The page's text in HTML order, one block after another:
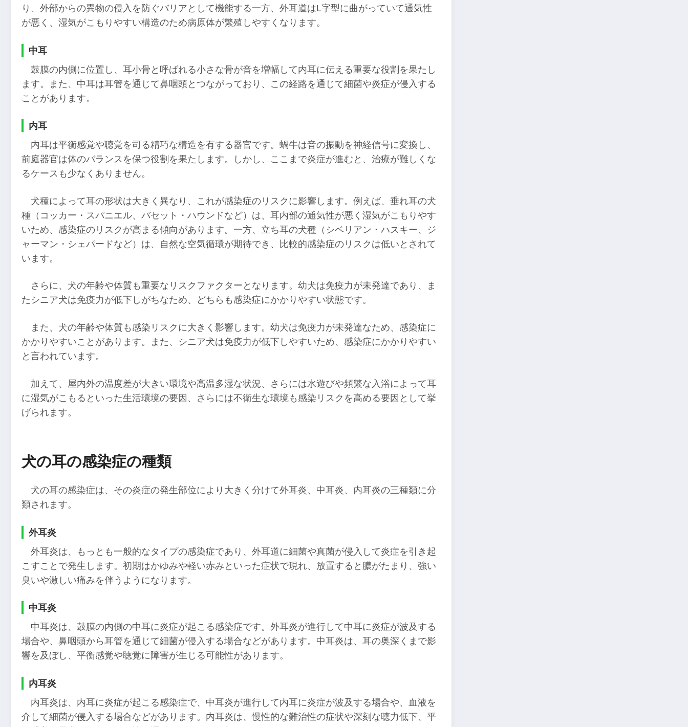
り、外部からの異物の侵入を防ぐバリアとして機能する一方、外耳道はL字型に曲がっていて通気性
が悪く、湿気がこもりやすい構造のため病原体が繁殖しやすくなります。
中耳
鼓膜の内側に位置し、耳小骨と呼ばれる小さな骨が音を増幅して内耳に伝える重要な役割を果たし
ます。また、中耳は耳管を通じて鼻咽頭とつながっており、この経路を通じて細菌や炎症が侵入する
ことがあります。
内耳
内耳は平衡感覚や聴覚を司る精巧な構造を有する器官です。蝸牛は音の振動を神経信号に変換し、
前庭器官は体のバランスを保つ役割を果たします。しかし、ここまで炎症が進むと、治療が難しくな
るケースも少なくありません。
犬種によって耳の形状は大きく異なり、これが感染症のリスクに影響します。例えば、垂れ耳の犬
種（コッカー・スパニエル、バセット・ハウンドなど）は、耳内部の通気性が悪く湿気がこもりやす
いため、感染症のリスクが高まる傾向があります。一方、立ち耳の犬種（シベリアン・ハスキー、ジ
ャーマン・シェパードなど）は、自然な空気循環が期待でき、比較的感染症のリスクは低いとされて
います。
さらに、犬の年齢や体質も重要なリスクファクターとなります。幼犬は免疫力が未発達であり、ま
たシニア犬は免疫力が低下しがちなため、どちらも感染症にかかりやすい状態です。
また、犬の年齢や体質も感染リスクに大きく影響します。幼犬は免疫力が未発達なため、感染症に
かかりやすいことがあります。また、シニア犬は免疫力が低下しやすいため、感染症にかかりやすい
と言われています。
加えて、屋内外の温度差が大きい環境や高温多湿な状況、さらには水遊びや頻繁な入浴によって耳
に湿気がこもるといった生活環境の要因、さらには不衛生な環境も感染リスクを高める要因として挙
げられます。
犬の耳の感染症の種類
犬の耳の感染症は、その炎症の発生部位により大きく分けて外耳炎、中耳炎、内耳炎の三種類に分
類されます。
外耳炎
外耳炎は、もっとも一般的なタイプの感染症であり、外耳道に細菌や真菌が侵入して炎症を引き起
こすことで発生します。初期はかゆみや軽い赤みといった症状で現れ、放置すると膿がたまり、強い
臭いや激しい痛みを伴うようになります。
中耳炎
中耳炎は、鼓膜の内側の中耳に炎症が起こる感染症です。外耳炎が進行して中耳に炎症が波及する
場合や、鼻咽頭から耳管を通じて細菌が侵入する場合などがあります。中耳炎は、耳の奥深くまで影
響を及ぼし、平衡感覚や聴覚に障害が生じる可能性があります。
内耳炎
内耳炎は、内耳に炎症が起こる感染症で、中耳炎が進行して内耳に炎症が波及する場合や、血液を
介して細菌が侵入する場合などがあります。内耳炎は、慢性的な難治性の症状や深刻な聴力低下、平